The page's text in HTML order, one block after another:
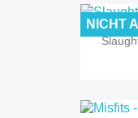
NICHT